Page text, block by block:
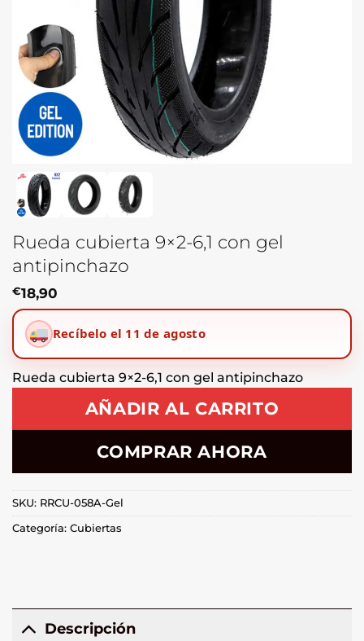
Rueda cubierta 9×2-6,1 con gel
antipinchazo
€18,90
Recíbelo el 11 de agosto
Rueda cubierta 9×2-6,1 con gel antipinchazo
AÑADIR AL CARRITO
COMPRAR AHORA
SKU: RRCU-058A-Gel
Categoría: Cubiertas
Descripción